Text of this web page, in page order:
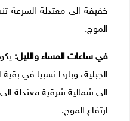
خفيفة الى معتدلة السرعة
الموج.
في ساعات المساء والليل:
الجبلية، وباردا نسبيا في
الى شمالية شرقية معتدلة
ارتفاع الموج.